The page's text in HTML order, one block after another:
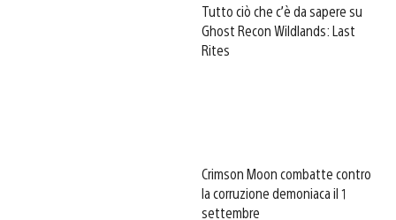
Tutto ciò che c’è da sapere su
Ghost Recon Wildlands: Last
Rites
Crimson Moon combatte contro
la corruzione demoniaca il 1
settembre